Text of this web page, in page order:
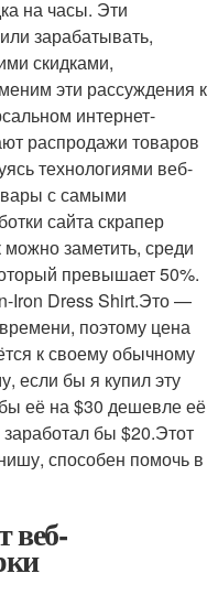
на часы. Эти
зарабатывать,
скидками,
эти рассуждения к
интернет-
распродажи товаров
технологиями веб-
с самыми
сайта скрапер
заметить, среди
превышает 50%.
Iron Dress Shirt.Это —
поэтому цена
к своему обычному
если бы я купил эту
её на $30 дешевле её
бы $20.Этот
способен помочь в
веб-